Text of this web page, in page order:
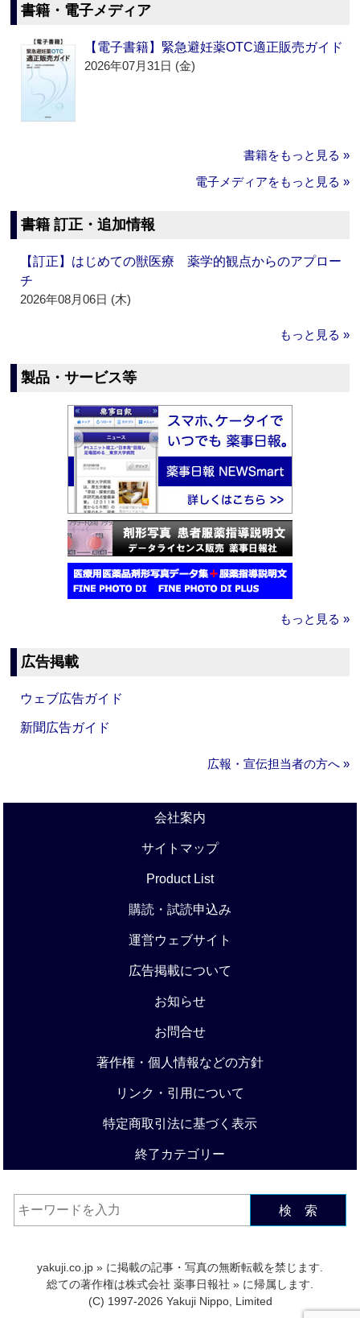
書籍・電子メディア
【電子書籍】緊急避妊薬OTC適正販売ガイド
2026年07月31日 (金)
書籍をもっと見る »
電子メディアをもっと見る »
書籍 訂正・追加情報
【訂正】はじめての獣医療 薬学的観点からのアプロー
チ
2026年08月06日 (木)
もっと見る »
製品・サービス等
もっと見る »
広告掲載
ウェブ広告ガイド
新聞広告ガイド
広報・宣伝担当者の方へ »
会社案内
サイトマップ
Product List
購読・試読申込み
運営ウェブサイト
広告掲載について
お知らせ
お問合せ
著作権・個人情報などの方針
リンク・引用について
特定商取引法に基づく表示
終了カテゴリー
検 索
yakuji.co.jp » に掲載の記事・写真の無断転載を禁じます.
総ての著作権は株式会社 薬事日報社 » に帰属します.
(C) 1997-2026 Yakuji Nippo, Limited